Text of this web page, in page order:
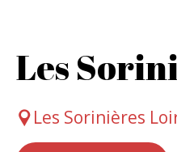
Les
Les Sorinières